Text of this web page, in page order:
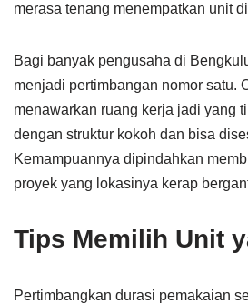
merasa tenang menempatkan unit
Bagi banyak pengusaha di
menjadi pertimbangan nomor satu.
menawarkan ruang kerja jadi yang
dengan struktur kokoh dan bisa
Kemampuannya dipindahkan
proyek yang lokasinya kerap
Tips Memilih Unit
Pertimbangkan durasi pemakaian